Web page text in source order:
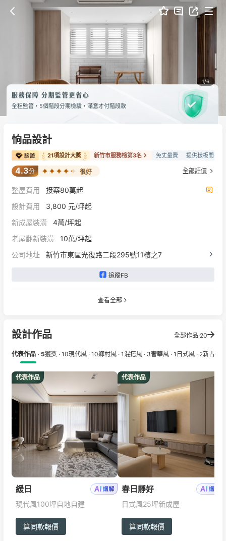
1/6
全程監管，5個階段分期檢驗，滿意才付階段款
恦品設計
21項設計大獎 新竹市服務榜第3名 免丈量費 提供樣板間參觀
4.3分 很好 全部評價
整屋費用
接案80萬起
設計費用
3,800 元/坪起
新成屋裝潢
4萬/坪起
老屋翻新裝潢
10萬/坪起
公司地址
新竹市東區光復路二段295號11樓之7
追蹤FB
查看全部
設計作品 全部作品·20
代表作品 · 5獲獎 · 10現代風 · 10鄉村風 · 1混搭風 · 3奢華風 · 1 日式風 · 2新古典 ·
代表作品
緩日
現代風100坪自地自建
算同款報價
代表作品
春日靜好
日式風25坪新成屋
算同款報價